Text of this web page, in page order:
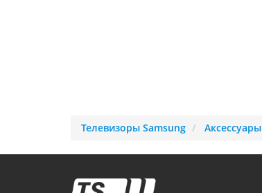
Телевизоры Samsung Аксессуары